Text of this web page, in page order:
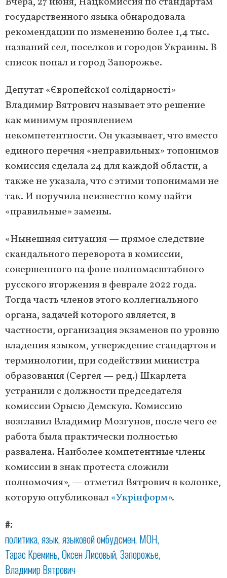
государственного языка обнародовала
рекомендации по изменению более 1,4 тыс.
названий сел, поселков и городов Украины. В
список попал и город Запорожье.
Депутат «Європейскої солідарності»
Владимир Вятрович называет это решение
как минимум проявлением
некомпетентности. Он указывает, что вместо
единого перечня «неправильных» топонимов
комиссия сделала 24 для каждой области, а
также не указала, что с этими топонимами не
так. И поручила неизвестно кому найти
«правильные» замены.
«Нынешняя ситуация — прямое следствие
скандального переворота в комиссии,
совершенного на фоне полномасштабного
русского вторжения в феврале 2022 года.
Тогда часть членов этого коллегиального
органа, задачей которого является, в
частности, организация экзаменов по уровню
владения языком, утверждение стандартов и
терминологии, при содействии министра
образования (Сергея — ред.) Шкарлета
устранили с должности председателя
комиссии Орысю Демскую. Комиссию
возглавил Владимир Мозгунов, после чего ее
работа была практически полностью
развалена. Наиболее компетентные члены
комиссии в знак протеста сложили
полномочия», — отметил Вятрович в колонке,
которую опубликовал«Укрінформ».
#
политика язык языковой омбудсмен МОН
Тарас Креминь Оксен Лисовый Запорожье
Владимир Вятрович